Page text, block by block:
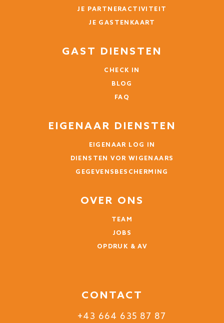
JE PARTNERACTIVITEIT
JE GASTENKAART
GAST DIENSTEN
CHECK IN
BLOG
FAQ
EIGENAAR DIENSTEN
EIGENAAR LOG IN
DIENSTEN VOR WIGENAARS
GEGEVENSBESCHERMING
OVER ONS
TEAM
JOBS
OPDRUK & AV
CONTACT
+43 664 635 87 87